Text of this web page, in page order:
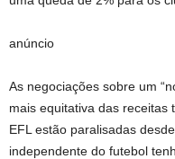
anúncio
As negociações sobre um
mais equitativa das receitas
EFL estão paralisadas
independente do futebol